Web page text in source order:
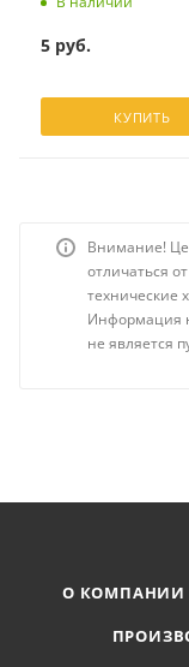
5руб.
КУПИТЬ
Внимание!
отличаться
технические
Информация
не является
О КОМПАНИИ